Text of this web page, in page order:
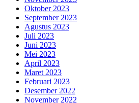
Oktober 2023
September 2023
Agustus 2023
Juli 2023
Juni 2023
Mei 2023
April 2023
Maret 2023
Februari 2023
Desember 2022
November 2022